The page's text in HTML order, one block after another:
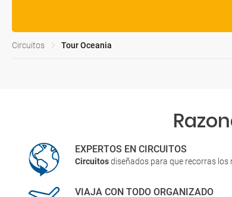
Circuitos Tour Oceania
EXPERTOS EN CIRCUITOS
Circuitosdiseñados para que recorras
VIAJA CON TODO ORGANIZADO